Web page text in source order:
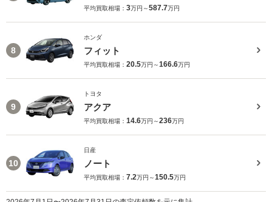
平均買取相場： 3万円～587.7万円
8
ホンダ
フィット
平均買取相場： 20.5万円～166.6万円
9
トヨタ
アクア
平均買取相場： 14.6万円～236万円
10
日産
ノート
平均買取相場： 7.2万円～150.5万円